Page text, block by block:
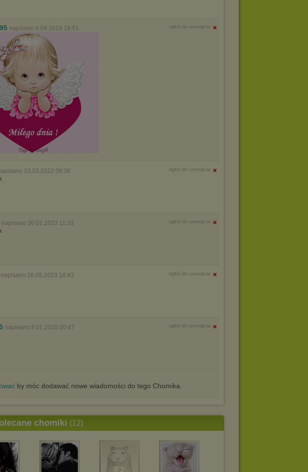
Ci reklama nie
a będzie to reklama
internetowej w
plików cookies na
usunąć pliki cookies,
przeglądarki
pod adresem
napisano 6.09.2018 18:51 zgłoś do usunięcia
23.03.2022 06:36 zgłoś do usunięcia
napisano 30.01.2023 11:33 zgłoś do usunięcia
napisano 26.05.2023 18:43 zgłoś do usunięcia
napisano 9.01.2025 00:47 zgłoś do usunięcia
by móc dodawać nowe wiadomości do tego Chomika.
chomiki (12)